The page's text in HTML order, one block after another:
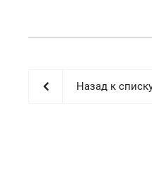
Назад к